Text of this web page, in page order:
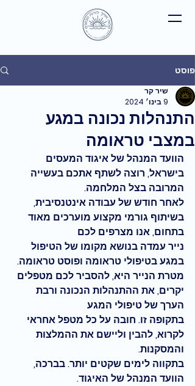
פוסט
התנהלות נכונה במגע
במצבי טראומה
שיר קר
9 בינו׳ 2024
הוועד המנהל של איגוד המעסים
בישראל, רוצה לשתף אתכם בעשייה
המרובה בצל המלחמה.
לאחר חודש של עבודה אינטנסיבית,
בשיתוף גורמי מקצוע מוערכים מאוד
בתחום, אנו מצרפים לכם
נייר עמדה בנושא מקומו של הטיפול
במגע בטיפולי טראומה ופוסט טראומה.
מטרת הנייר היא, להסביר לכם מטפלים
יקרים, את ההתנהלות הנכונה ורבת
הערך של טיפולי המגע
בתקופה זו. חובה על כל מטפל אחראי
לקרוא, להבין וליישם את ההמלצות
והמסקנות.
בתקווה לימים שקטים יותר. בברכה,
הוועד המנהל של האיגוד.